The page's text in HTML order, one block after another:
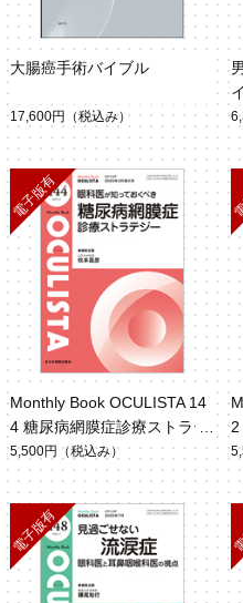
大腸癌手術バイブル
17,600円 （税込み）
Monthly Book OCULISTA 14
4 糖尿病網膜症診療ストラテ
ジー
5,500円 （税込み）
2